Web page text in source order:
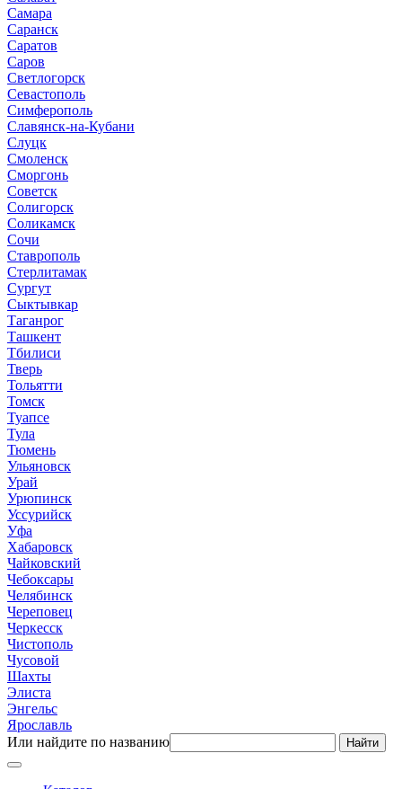
Самара
Саранск
Саратов
Саров
Светлогорск
Севастополь
Симферополь
Славянск-на-Кубани
Слуцк
Смоленск
Сморгонь
Советск
Солигорск
Соликамск
Сочи
Ставрополь
Стерлитамак
Сургут
Сыктывкар
Таганрог
Ташкент
Тбилиси
Тверь
Тольятти
Томск
Туапсе
Тула
Тюмень
Ульяновск
Урай
Урюпинск
Уссурийск
Уфа
Хабаровск
Чайковский
Чебоксары
Челябинск
Череповец
Черкесск
Чистополь
Чусовой
Шахты
Элиста
Энгельс
Ярославль
Или найдите по названию